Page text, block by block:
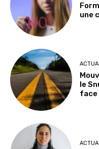
une
le
face